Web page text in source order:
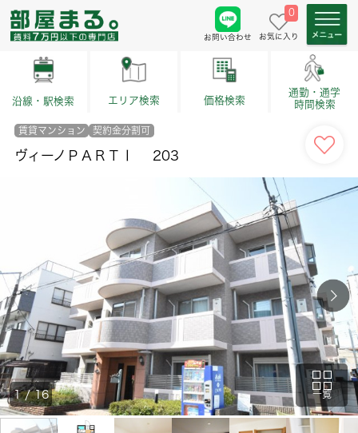
お問い合わせ
0
お気に入り
沿線・駅検索 エリア検索 価格検索
通勤・通学
時間検索
賃貸マンション 契約金分割可
ヴィーノＰＡＲＴⅠ 203
一覧
1/16